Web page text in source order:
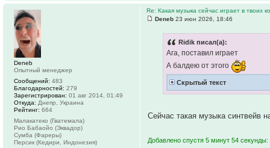
Re: Какая музыка сейчас играет в твоих
Deneb 23 июн 2026, 18:46
Ridik писал(а):
Ага, поставил играет
А балдею от этого
Скрытый текст
Сейчас такая музыка синтвейв
Добавлено спустя 5 минут 54 секунды:
Deneb
Опытный менеджер
Сообщений: 483
Благодарностей: 279
Зарегистрирован: 01 авг 2014, 01:49
Откуда: Днепр, Украина
Рейтинг: 664
Малакатеко (Гватемала)
Рио Бабаойо (Эквадор)
Сумба (Фареры)
Персик (Кедири, Индонезия)